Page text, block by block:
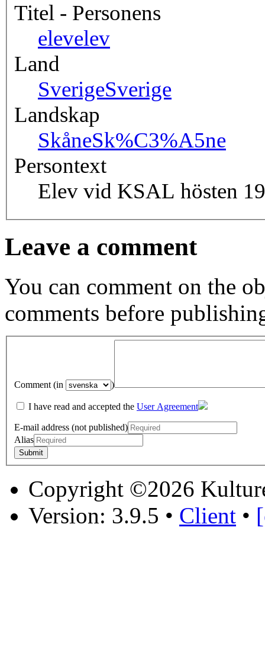
Titel - Personens
elevelev
Land
SverigeSverige
Landskap
SkåneSk%C3%A5ne
Persontext
Elev vid KSAL hösten
Leave a comment
You can comment on the
comments before
Comment (in )
I have read and accepted the User Agreement
E-mail address (not published)
Alias
Copyright ©2026
Version: 3.9.5 • Client •